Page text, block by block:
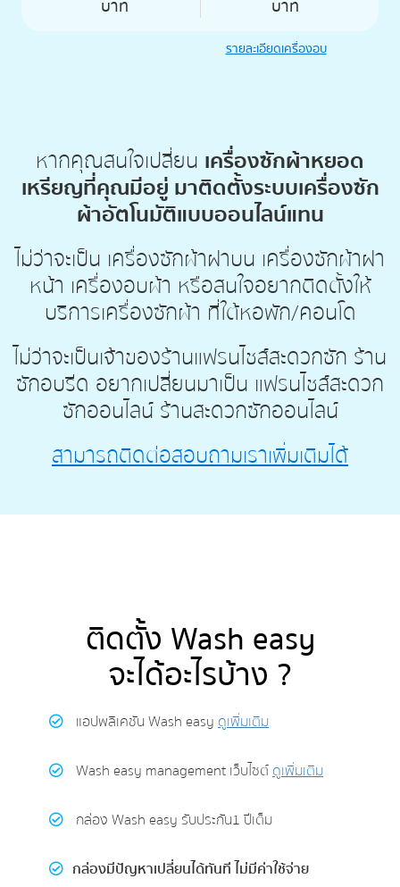
บาท บาท
รายละเอียดเครื่องอบ
หากคุณสนใจเปลี่ยน เครื่องซักผ้าหยอด
เหรียญที่คุณมีอยู่ มาติดตั้งระบบเครื่องซัก
ผ้าอัตโนมัติแบบออนไลน์แทน
ไม่ว่าจะเป็น เครื่องซักผ้าฝาบน เครื่องซักผ้าฝา
หน้า เครื่องอบผ้า หรือสนใจอยากติดตั้งให้
บริการเครื่องซักผ้า ที่ใต้หอพัก/คอนโด
ไม่ว่าจะเป็นเจ้าของร้านแฟรนไชส์สะดวกซัก ร้าน
ซักอบรีด อยากเปลี่ยนมาเป็น แฟรนไชส์สะดวก
ซักออนไลน์ ร้านสะดวกซักออนไลน์
สามารถติดต่อสอบถามเราเพิ่มเติมได้
ติดตั้ง Wash easy
จะได้อะไรบ้าง ?
แอปพลิเคชัน Wash easyดูเพิ่มเติม
Wash easy management เว็บไซต์ดูเพิ่มเติม
กล่อง Wash easy รับประกัน1 ปีเต็ม
กล่องมีปัญหาเปลี่ยนได้ทันที ไม่มีค่าใช้จ่าย